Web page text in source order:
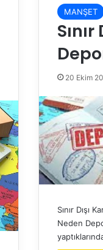
MANŞET
20 Ekim
Sınır Dışı
Neden